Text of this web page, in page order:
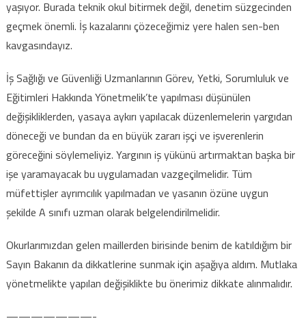
yaşıyor. Burada teknik okul bitirmek değil, denetim süzgecinden
geçmek önemli. İş kazalarını çözeceğimiz yere halen sen-ben
kavgasındayız.
İş Sağlığı ve Güvenliği Uzmanlarının Görev, Yetki, Sorumluluk ve
Eğitimleri Hakkında Yönetmelik’te yapılması düşünülen
değişikliklerden, yasaya aykırı yapılacak düzenlemelerin yargıdan
döneceği ve bundan da en büyük zararı işçi ve işverenlerin
göreceğini söylemeliyiz. Yargının iş yükünü artırmaktan başka bir
işe yaramayacak bu uygulamadan vazgeçilmelidir. Tüm
müfettişler ayrımcılık yapılmadan ve yasanın özüne uygun
şekilde A sınıfı uzman olarak belgelendirilmelidir.
Okurlarımızdan gelen maillerden birisinde benim de katıldığım bir
Sayın Bakanın da dikkatlerine sunmak için aşağıya aldım. Mutlaka
yönetmelikte yapılan değişiklikte bu önerimiz dikkate alınmalıdır.
———————-